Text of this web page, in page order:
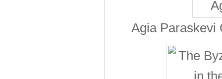
Agia Paraskevi